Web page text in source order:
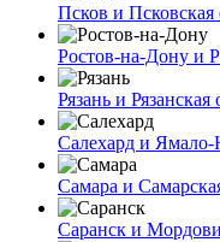
Псков и Псковская
Ростов-на-Дону и
Рязань и Рязанская
Салехард и
Самара и
Саранск и